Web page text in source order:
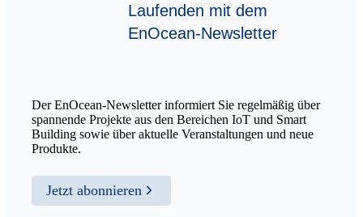
Laufenden mit dem
EnOcean-Newsletter
Der EnOcean-Newsletter informiert Sie regelmäßig über
spannende Projekte aus den Bereichen IoT und Smart
Building sowie über aktuelle Veranstaltungen und neue
Produkte.
Jetzt abonnieren